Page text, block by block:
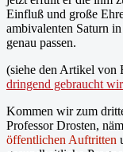
Einfluß und große
ambivalenten Saturn
genau passen.
(siehe den Artikel von
dringend gebraucht
Kommen wir zum
Professor Drosten,
öffentlichen Auftritten